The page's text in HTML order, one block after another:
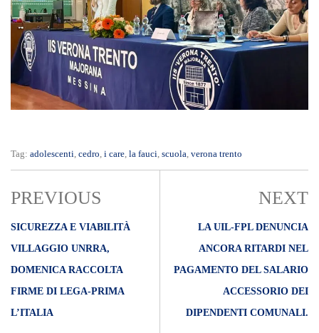
Tag: adolescenti, cedro, i care, la fauci, scuola, verona trento
PREVIOUS
SICUREZZA E VIABILITÀ
VILLAGGIO UNRRA,
DOMENICA RACCOLTA
FIRME DI LEGA-PRIMA
L’ITALIA
NEXT
LA UIL-FPL DENUNCIA
ANCORA RITARDI NEL
PAGAMENTO DEL SALARIO
ACCESSORIO DEI
DIPENDENTI COMUNALI.